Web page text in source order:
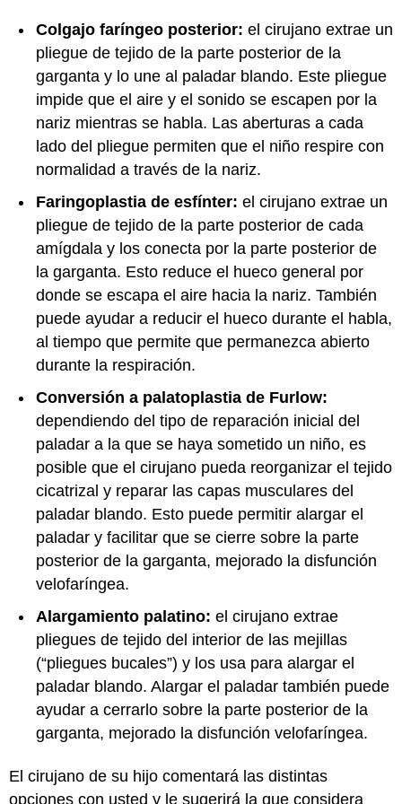
Colgajo faríngeo posterior: el cirujano extrae un
pliegue de tejido de la parte posterior de la
garganta y lo une al paladar blando. Este pliegue
impide que el aire y el sonido se escapen por la
nariz mientras se habla. Las aberturas a cada
lado del pliegue permiten que el niño respire con
normalidad a través de la nariz.
Faringoplastia de esfínter: el cirujano extrae un
pliegue de tejido de la parte posterior de cada
amígdala y los conecta por la parte posterior de
la garganta. Esto reduce el hueco general por
donde se escapa el aire hacia la nariz. También
puede ayudar a reducir el hueco durante el habla,
al tiempo que permite que permanezca abierto
durante la respiración.
Conversión a palatoplastia de Furlow:
dependiendo del tipo de reparación inicial del
paladar a la que se haya sometido un niño, es
posible que el cirujano pueda reorganizar el tejido
cicatrizal y reparar las capas musculares del
paladar blando. Esto puede permitir alargar el
paladar y facilitar que se cierre sobre la parte
posterior de la garganta, mejorado la disfunción
velofaríngea.
Alargamiento palatino: el cirujano extrae
pliegues de tejido del interior de las mejillas
(“pliegues bucales”) y los usa para alargar el
paladar blando. Alargar el paladar también puede
ayudar a cerrarlo sobre la parte posterior de la
garganta, mejorado la disfunción velofaríngea.
El cirujano de su hijo comentará las distintas
opciones con usted y le sugerirá la que considera